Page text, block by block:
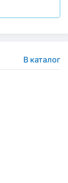
В каталог